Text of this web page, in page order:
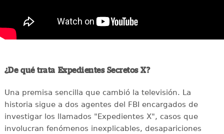
¿De qué trata Expedientes Secretos X?
Una premisa sencilla que cambió la televisión. La
historia sigue a dos agentes del FBI encargados de
investigar los llamados "Expedientes X", casos que
involucran fenómenos inexplicables, desapariciones